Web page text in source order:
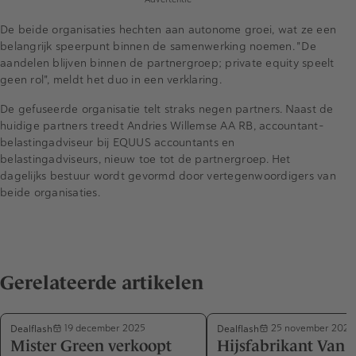
De beide organisaties hechten aan autonome groei, wat ze een
belangrijk speerpunt binnen de samenwerking noemen. "De
aandelen blijven binnen de partnergroep; private equity speelt
geen rol", meldt het duo in een verklaring.
De gefuseerde organisatie telt straks negen partners. Naast de
huidige partners treedt Andries Willemse AA RB, accountant-
belastingadviseur bij EQUUS accountants en
belastingadviseurs, nieuw toe tot de partnergroep. Het
dagelijks bestuur wordt gevormd door vertegenwoordigers van
beide organisaties.
Gerelateerde artikelen
Dealflash 19 december 2025
Mister Green verkoopt
Dealflash 25 november 2025
Hijsfabrikant Van